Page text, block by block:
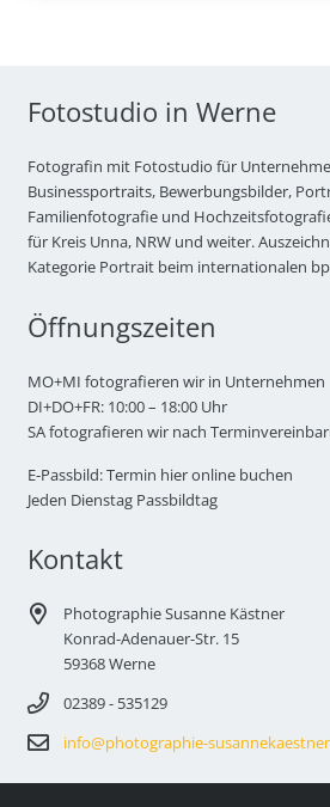
Fotostudio in Werne
Fotografin mit Fotostudio für
Businessportraits, Bewerbungsbilder,
Familienfotografie und
für Kreis Unna, NRW und weiter.
Kategorie Portrait beim internationalen
Öffnungszeiten
MO+MI fotografieren wir in Unternehmen
DI+DO+FR: 10:00 – 18:00 Uhr
SA fotografieren wir nach
E-Passbild: Termin hier online buchen
Jeden Dienstag Passbildtag
Kontakt
Photographie Susanne Kästner
Konrad-Adenauer-Str. 15
59368 Werne
02389 - 535129
info@photographie-